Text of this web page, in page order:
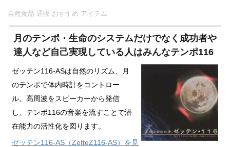
自然食品 通販 おすすめ アイテム
月のテンポ・生命のシステムだけでなく成功者や
達人など自己実現している人はみんなテンポ116
ゼッテン116-ASは自然のリズム、月
のテンポで体内時計をコントロー
ル。高周波をスピーカーから発信
し、テンポ116の音楽を流すことで潜
在能力の活性化を図ります。
ゼッテン116-AS（ZetteZ116-AS）を見